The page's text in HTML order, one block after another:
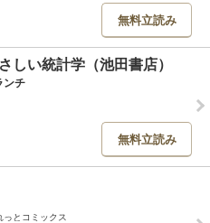
無料立読み
しい統計学（池田書店）
ンチ
無料立読み
とコミックス